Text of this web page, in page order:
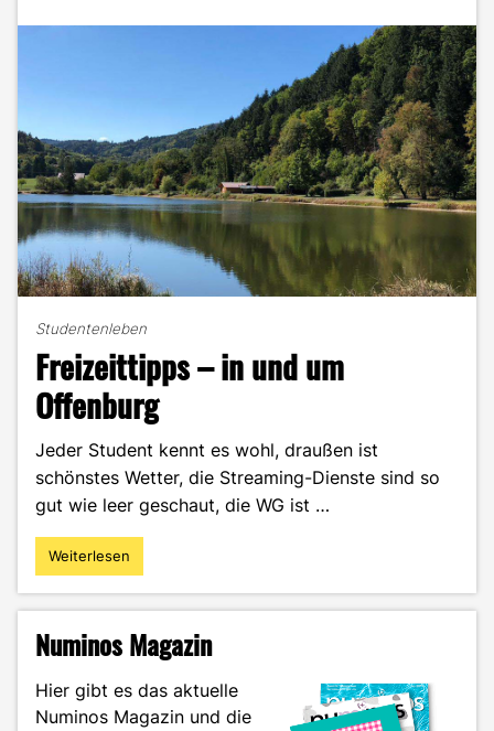
aber
Studentenleben
Freizeittipps – in und um
Offenburg
Jeder Student kennt es wohl, draußen ist
schönstes Wetter, die Streaming-Dienste sind so
gut wie leer geschaut, die WG ist …
"Freizeittipps
–
um
Weiterlesen
Numinos Magazin
Hier gibt es das aktuelle
Numinos Magazin und die